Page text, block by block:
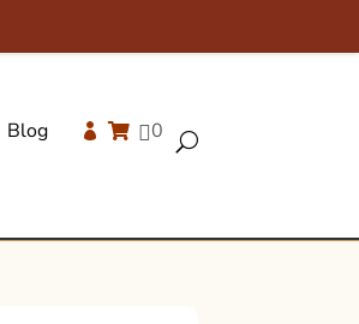
Blog   0 U
produits